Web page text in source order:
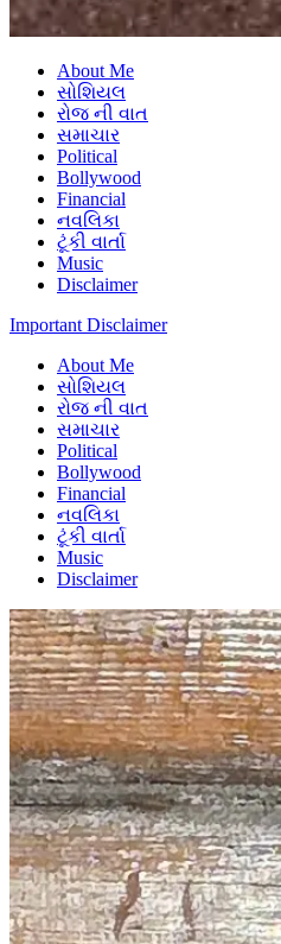
About Me
સોશિયલ
રોજ ની વાત
સમાચાર
Political
Bollywood
Financial
નવલિકા
ટૂંકી વાર્તા
Music
Disclaimer
Important Disclaimer
About Me
સોશિયલ
રોજ ની વાત
સમાચાર
Political
Bollywood
Financial
નવલિકા
ટૂંકી વાર્તા
Music
Disclaimer